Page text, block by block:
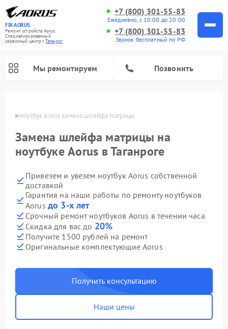
FIX-AORUS
Ремонт устройств Aorus
Специализированный
cервисный центр г.Таганрог
+7 (800) 301-55-83
Ежедневно, с 10:00 до 20:00
+7 (800) 301-55-83
Звонок бесплатный по РФ
Мы ремонтируем Позвонить
Ноутбук Aorus замена шлейфа матрицы
Замена шлейфа матрицы на
ноутбуке Aorus в Таганроге
Привезем и увезем ноутбук Aorus собственной
доставкой
Гарантия на наши работы по ремонту ноутбуков
Aorus до 3-х лет
Срочный ремонт ноутбуков Aorus в течении часа
Скидка для вас до 20%
Получите 1500 рублей на ремонт
Оригинальные комплектующие Aorus
Получить консультацию
Наши цены